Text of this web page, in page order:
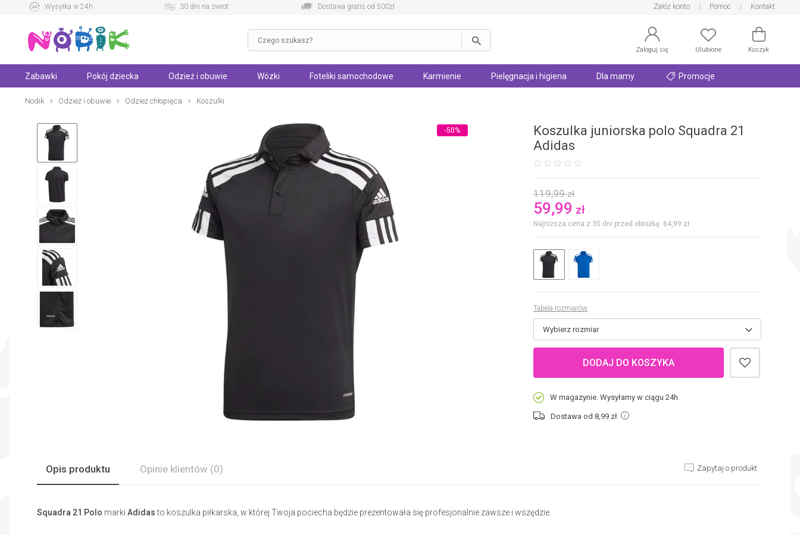
Wysyłka w 24h 30 dni na zwrot Dostawa gratis od 500zł Załóż konto Pomoc Kontakt
Zaloguj się Ulubione Koszyk
Zabawki Pokój dziecka Odzież i obuwie Wózki Foteliki samochodowe Karmienie Pielęgnacja i higiena Dla mamy Promocje
Nodik Odzież i obuwie Odzież chłopięca Koszulki
Koszulka juniorska polo Squadra 21
Adidas
119,99zł
59,99 zł
Najniższa cena z 30 dni przed obniżką: 64,99 zł
Tabela rozmiarów
Wybierz rozmiar
DODAJ DO KOSZYKA
W magazynie. Wysyłamy w ciągu 24h
Dostawa od 8,99 zł
-50%
Opis produktu Opinie klientów (0) Zapytaj o produkt
Squadra 21 Polo marki Adidasto koszulka piłkarska, w której Twoja pociecha będzie prezentowała się profesjonalnie zawsze i wszędzie.